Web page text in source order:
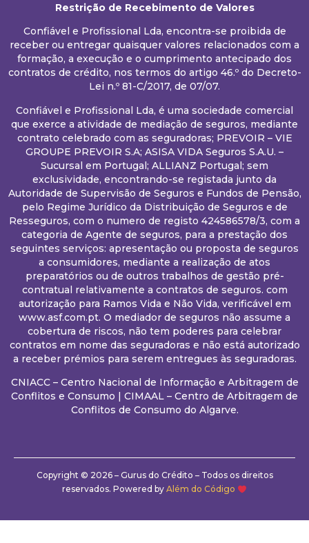
Restrição de Recebimento de Valores
Confiável e Profissional Lda, encontra-se proibida de
receber ou entregar quaisquer valores relacionados com a
formação, a execução e o cumprimento antecipado dos
contratos de crédito, nos termos do artigo 46.º do Decreto-
Lei n.º 81-C/2017, de 07/07.
Confiável e Profissional Lda, é uma sociedade comercial
que exerce a atividade de mediação de seguros, mediante
contrato celebrado com as seguradoras; PREVOIR – VIE
GROUPE PREVOIR S.A; ASISA VIDA Seguros S.A.U. –
Sucursal em Portugal; ALLIANZ Portugal; sem
exclusividade, encontrando-se registada junto da
Autoridade de Supervisão de Seguros e Fundos de Pensão,
pelo Regime Jurídico da Distribuição de Seguros e de
Resseguros, com o numero de registo 424586578/3, com a
categoria de Agente de seguros, para a prestação dos
seguintes serviços: apresentação ou proposta de seguros
a consumidores, mediante a realização de atos
preparatórios ou de outros trabalhos de gestão pré-
contratual relativamente a contratos de seguros. com
autorização para Ramos Vida e Não Vida, verificável em
www.asf.com.pt. O mediador de seguros não assume a
cobertura de riscos, não tem poderes para celebrar
contratos em nome das seguradoras e não está autorizado
a receber prémios para serem entregues às seguradoras.
CNIACC – Centro Nacional de Informação e Arbitragem de
Conflitos e Consumo | CIMAAL – Centro de Arbitragem de
Conflitos de Consumo do Algarve.
Copyright © 2026 – Gurus do Crédito – Todos os direitos
reservados. Powered byAlém do Código